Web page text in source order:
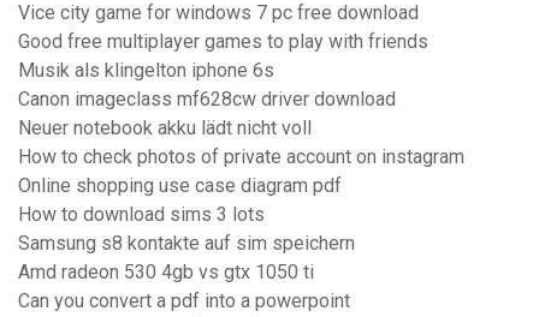
Vice city game for windows 7 pc free download
Good free multiplayer games to play with friends
Musik als klingelton iphone 6s
Canon imageclass mf628cw driver download
Neuer notebook akku lädt nicht voll
How to check photos of private account on instagram
Online shopping use case diagram pdf
How to download sims 3 lots
Samsung s8 kontakte auf sim speichern
Amd radeon 530 4gb vs gtx 1050 ti
Can you convert a pdf into a powerpoint